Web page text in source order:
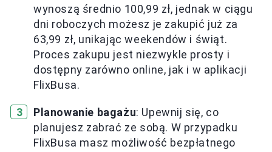
wynoszą średnio 100,99 zł, jednak w ciągu
dni roboczych możesz je zakupić już za
63,99 zł, unikając weekendów i świąt.
Proces zakupu jest niezwykle prosty i
dostępny zarówno online, jak i w aplikacji
FlixBusa.
Planowanie bagażu: Upewnij się, co
planujesz zabrać ze sobą. W przypadku
FlixBusa masz możliwość bezpłatnego